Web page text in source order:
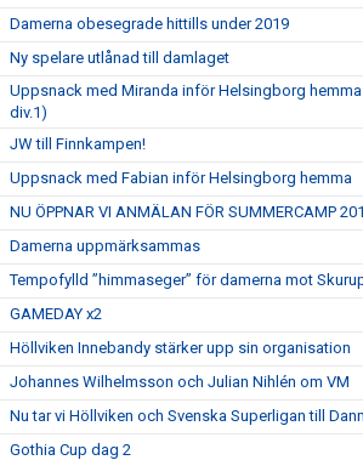
Damerna obesegrade hittills under 2019
Ny spelare utlånad till damlaget
Uppsnack med Miranda inför Helsingborg
div.1)
JW till Finnkampen!
Uppsnack med Fabian inför Helsingborg hemma
NU ÖPPNAR VI ANMÄLAN FÖR SUMMERCAMP
Damerna uppmärksammas
Tempofylld ”himmaseger” för damerna mot
GAMEDAY x2
Höllviken Innebandy stärker upp sin organisation
Johannes Wilhelmsson och Julian Nihlén om VM
Nu tar vi Höllviken och Svenska Superligan till
Gothia Cup dag 2